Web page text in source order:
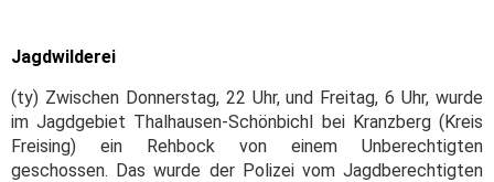
Jagdwilderei
(ty) Zwischen Donnerstag, 22 Uhr, und Freitag, 6 Uhr, wurde
im Jagdgebiet Thalhausen-Schönbichl bei Kranzberg (Kreis
Freising) ein Rehbock von einem Unberechtigten
geschossen. Das wurde der Polizei vom Jagdberechtigten